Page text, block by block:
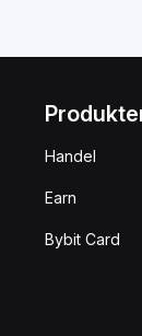
Handel
Earn
Bybit Card